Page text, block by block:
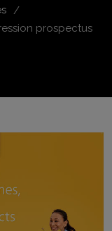
/
prospectus